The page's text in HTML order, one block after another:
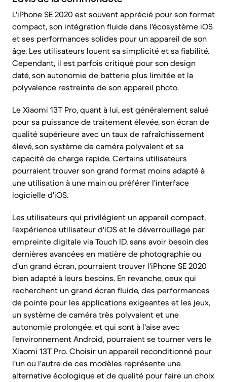
L'iPhone SE 2020 est souvent apprécié pour son format
compact, son intégration fluide dans l'écosystème iOS
et ses performances solides pour un appareil de son
âge. Les utilisateurs louent sa simplicité et sa fiabilité.
Cependant, il est parfois critiqué pour son design
daté, son autonomie de batterie plus limitée et la
polyvalence restreinte de son appareil photo.
Le Xiaomi 13T Pro, quant à lui, est généralement salué
pour sa puissance de traitement élevée, son écran de
qualité supérieure avec un taux de rafraîchissement
élevé, son système de caméra polyvalent et sa
capacité de charge rapide. Certains utilisateurs
pourraient trouver son grand format moins adapté à
une utilisation à une main ou préférer l'interface
logicielle d'iOS.
Les utilisateurs qui privilégient un appareil compact,
l'expérience utilisateur d'iOS et le déverrouillage par
empreinte digitale via Touch ID, sans avoir besoin des
dernières avancées en matière de photographie ou
d'un grand écran, pourraient trouver l'iPhone SE 2020
bien adapté à leurs besoins. En revanche, ceux qui
recherchent un grand écran fluide, des performances
de pointe pour les applications exigeantes et les jeux,
un système de caméra très polyvalent et une
autonomie prolongée, et qui sont à l'aise avec
l'environnement Android, pourraient se tourner vers le
Xiaomi 13T Pro. Choisir un appareil reconditionné pour
l'un ou l'autre de ces modèles représente une
alternative écologique et de qualité pour faire un choix